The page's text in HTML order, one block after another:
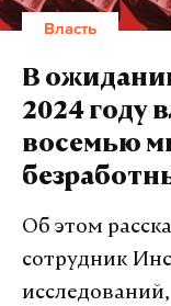
Власть
В
2024 году
восемью
Об этом
сотрудник